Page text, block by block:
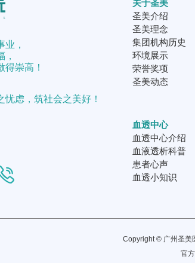
，
崇高！
虑，筑社会之美好！
关于圣美
圣美介绍
圣美理念
集团机构历史
环境展示
荣誉奖项
圣美动态
血透中心
血透中心介绍
血液透析科普
患者心声
血透小知识
Copyright © 广州圣美
官